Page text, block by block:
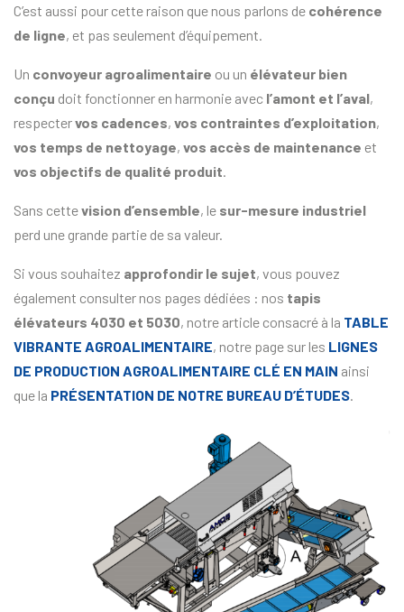
C’est aussi pour cette raison que nous parlons de cohérence
de ligne, et pas seulement d’équipement.
Un convoyeur agroalimentaire ou un élévateur bien
conçu doit fonctionner en harmonie avec l’amont et l’aval,
respectervos cadences, vos contraintes d’exploitation,
vos temps de nettoyage, vos accès de maintenance et
vos objectifs de qualité produit
Sans cettevision d’ensemble, le sur-mesure industriel
perd une grande partie de sa valeur.
Si vous souhaitez approfondir le sujet, vous pouvez
également consulter nos pages dédiées : nos tapis
élévateurs 4030 et 5030, notre article consacré à la TABLE
VIBRANTE AGROALIMENTAIRE, notre page sur les LIGNES
DE PRODUCTION AGROALIMENTAIRE CLÉ EN MAIN ainsi
que la PRÉSENTATION DE NOTRE BUREAU D’ÉTUDES